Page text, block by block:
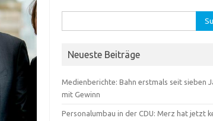
nach:
Neueste Beiträge
Medienberichte: Bahn erstmals seit sieben
mit Gewinn
Personalumbau in der CDU: Merz hat jetzt